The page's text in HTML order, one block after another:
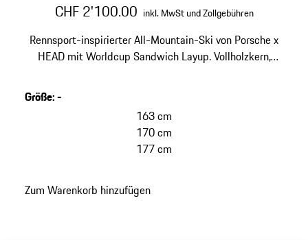
CHF 2'100.00 inkl. MwSt und Zollgebühren
Rennsport-inspirierter All-Mountain-Ski von Porsche x
HEAD mit Worldcup Sandwich Layup. Vollholzkern,
Größe:-
163 cm
170 cm
177 cm
Zum Warenkorb hinzufügen